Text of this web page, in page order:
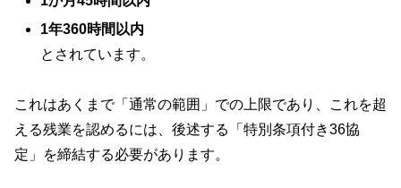
1年360時間以内
とされています。
これはあくまで「通常の範囲」での上限であり、これを超
える残業を認めるには、後述する「特別条項付き36協
定」を締結する必要があります。